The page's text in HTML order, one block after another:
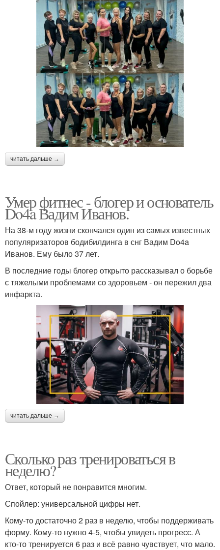
читать дальше →
Умер фитнес - блогер и основатель
Do4a Вадим Иванов.
На 38-м году жизни скончался один из самых известных
популяризаторов бодибилдинга в снг Вадим Do4a
Иванов. Ему было 37 лет.
В последние годы блогер открыто рассказывал о борьбе
с тяжелыми проблемами со здоровьем - он пережил два
инфаркта.
читать дальше →
Сколько раз тренироваться в
неделю?
Ответ, который не понравится многим.
Спойлер: универсальной цифры нет.
Кому-то достаточно 2 раз в неделю, чтобы поддерживать
форму. Кому-то нужно 4-5, чтобы увидеть прогресс. А
кто-то тренируется 6 раз и всё равно чувствует, что мало.